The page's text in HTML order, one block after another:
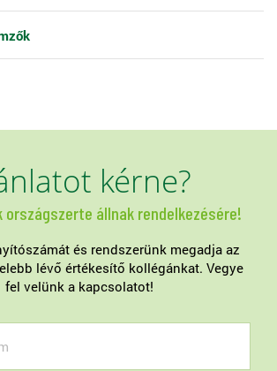
kérne?
országszerte állnak rendelkezésére!
és rendszerünk megadja az
lévő értékesítő kollégánkat. Vegye
fel velünk a kapcsolatot!